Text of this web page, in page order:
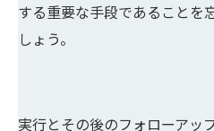
する重要な手段であることを
しょう。
実行とその後のフォローアッ